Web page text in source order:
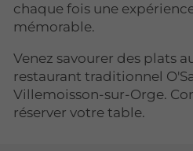
chaque fois une
mémorable.
Venez savourer des plats
restaurant traditionnel
Villemoisson-sur-Orge.
réserver votre table.